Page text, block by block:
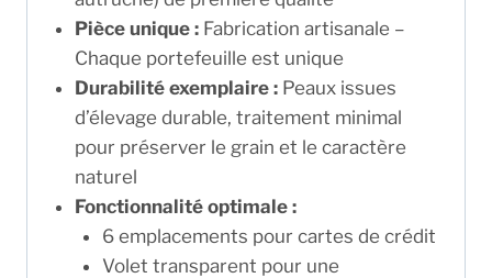
Pièce unique :Fabrication artisanale –
Chaque portefeuille est unique
Durabilité exemplaire :Peaux issues
d’élevage durable, traitement minimal
pour préserver le grain et le caractère
naturel
Fonctionnalité optimale :
6 emplacements pour cartes de crédit
Volet transparent pour une